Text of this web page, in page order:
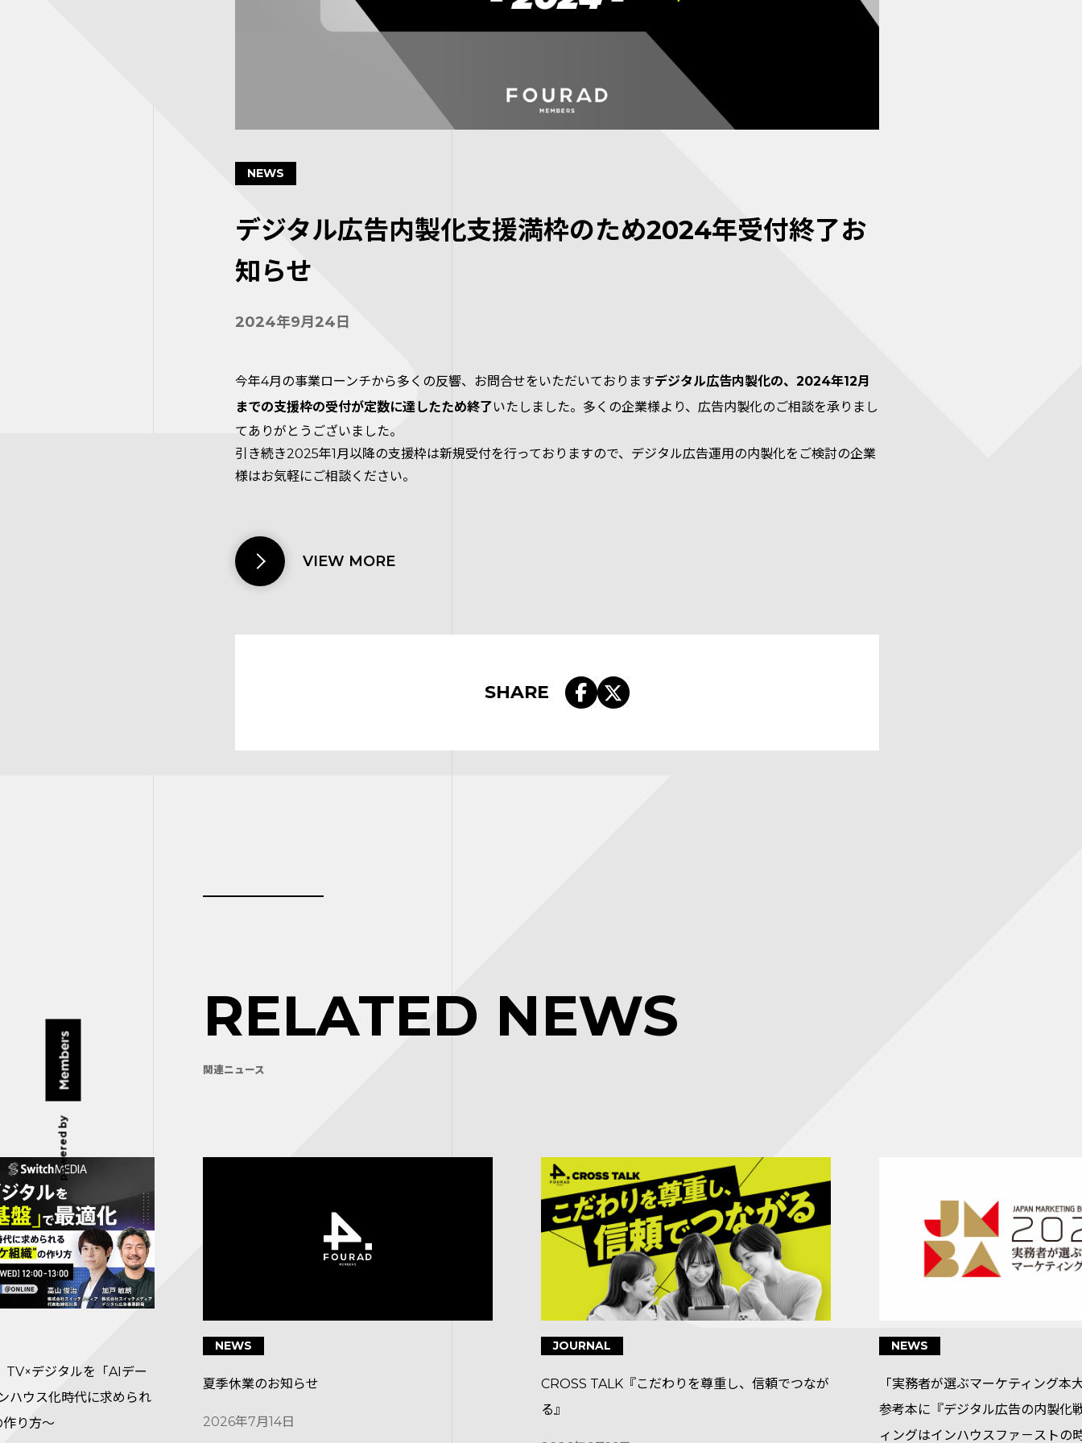
powered by
NEWS
デジタル広告内製化支援満枠のため2024年受付終了お
知らせ
2024年9月24日
今年4月の事業ローンチから多くの反響、お問合せをいただいておりますデジタル広告内製化の、2024年12月
までの支援枠の受付が定数に達したため終了いたしました。多くの企業様より、広告内製化のご相談を承りまし
てありがとうございました。
引き続き2025年1月以降の支援枠は新規受付を行っておりますので、デジタル広告運用の内製化をご検討の企業
様はお気軽にご相談ください。
VIEW MORE
SHARE
RELATED NEWS
関連ニュース
TV×デジタルを「AIデー
ハウス化時代に求められ
作り方〜
NEWS
夏季休業のお知らせ
2026年7月14日
JOURNAL
CROSS TALK『こだわりを尊重し、信頼でつなが
る』
NEWS
「実務者が選ぶマーケティング本
参考本に『デジタル広告の内製化
ィングはインハウスファ－ストの